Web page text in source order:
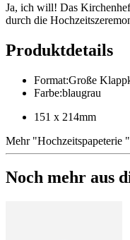
Ja, ich will! Das
durch die
Produktdetails
Format:Große
Farbe:blaugrau
151 x 214mm
Mehr"Hochzeitspapeterie
Noch mehr aus